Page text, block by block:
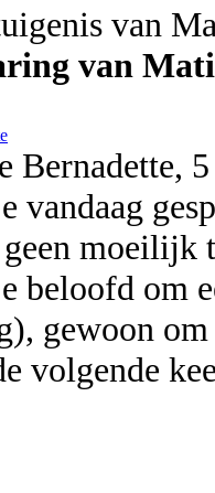
van
Bernadette,
vandaag
moeilijk
beloofd om
gewoon
volgende